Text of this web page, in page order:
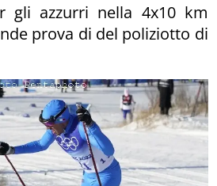
gli azzurri nella 4x10 km
prova di del poliziotto di